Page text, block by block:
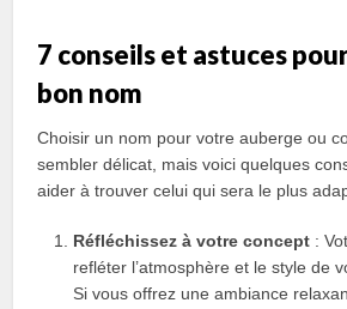
7 conseils et astuces
bon nom
Choisir un nom pour votre auberge ou
sembler délicat, mais voici quelques
aider à trouver celui qui sera le plus
Réfléchissez à votre concept :
refléter l’atmosphère et le style de
Si vous offrez une ambiance